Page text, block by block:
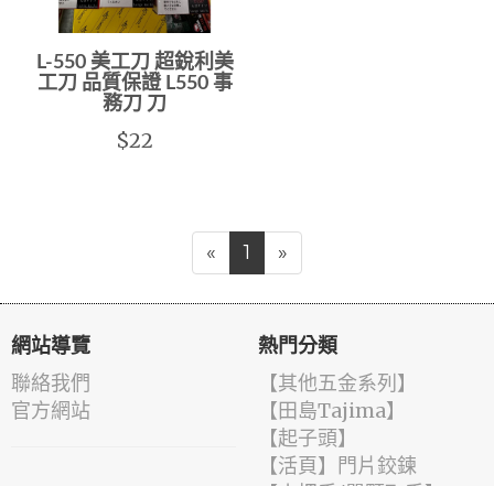
L-550 美工刀 超銳利美
工刀 品質保證 L550 事
務刀 刀
$22
« 1 »
網站導覽
聯絡我們
官方網站
熱門分類
【其他五金系列】
【田島Tajima】
【起子頭】
【活頁】門片鉸鍊